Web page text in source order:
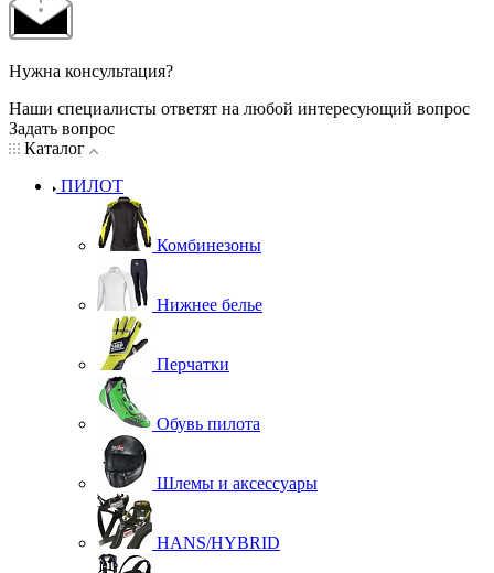
Нужна консультация?
Наши специалисты ответят на любой интересующий вопрос
Задать вопрос
Каталог
ПИЛОТ
Комбинезоны
Нижнее белье
Перчатки
Обувь пилота
Шлемы и аксессуары
HANS/HYBRID